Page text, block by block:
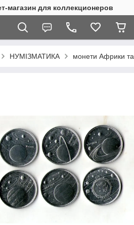
магазин для коллекционеров
НУМІЗМАТИКА монети Африки та